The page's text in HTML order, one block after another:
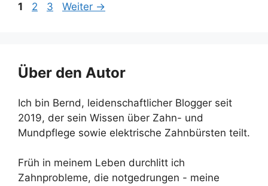
Seite
1 Seite
2 Seite
3 Weiter →
Über den Autor
Ich bin Bernd, leidenschaftlicher Blogger seit
2019, der sein Wissen über Zahn- und
Mundpflege sowie elektrische Zahnbürsten teilt.
Früh in meinem Leben durchlitt ich
Zahnprobleme, die notgedrungen - meine